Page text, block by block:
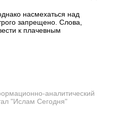
насмехаться над
запрещено. Слова,
к плачевным
аналитический
"Ислам Сегодня"